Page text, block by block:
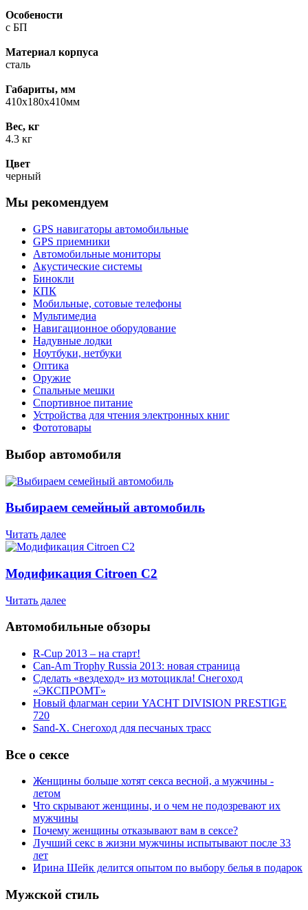
Особености
с БП
Материал корпуса
сталь
Габариты, мм
410х180х410мм
Вес, кг
4.3 кг
Цвет
черный
Мы рекомендуем
GPS навигаторы автомобильные
GPS приемники
Автомобильные мониторы
Акустические системы
Бинокли
КПК
Мобильные, сотовые телефоны
Мультимедиа
Навигационное оборудование
Надувные лодки
Ноутбуки, нетбуки
Оптика
Оружие
Спальные мешки
Спортивное питание
Устройства для чтения электронных книг
Фототовары
Выбор автомобиля
Выбираем семейный автомобиль
Читать далее
Модификация Citroen С2
Читать далее
Автомобильные обзоры
R-Cup 2013 – на старт!
Can-Am Trophy Russia 2013: новая страница
Сделать «вездеход» из мотоцикла! Снегоход
«ЭКСПРОМТ»
Новый флагман серии YACHT DIVISION PRESTIGE
720
Sand-X. Снегоход для песчаных трасс
Все о сексе
Женщины больше хотят секса весной, а мужчины -
летом
Что скрывают женщины, и о чем не подозревают их
мужчины
Почему женщины отказывают вам в сексе?
Лучший секс в жизни мужчины испытывают после 33
лет
Ирина Шейк делится опытом по выбору белья в подарок
Мужской стиль